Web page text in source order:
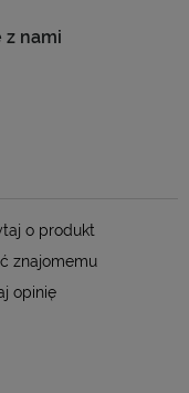
z nami
o produkt
znajomemu
opinię